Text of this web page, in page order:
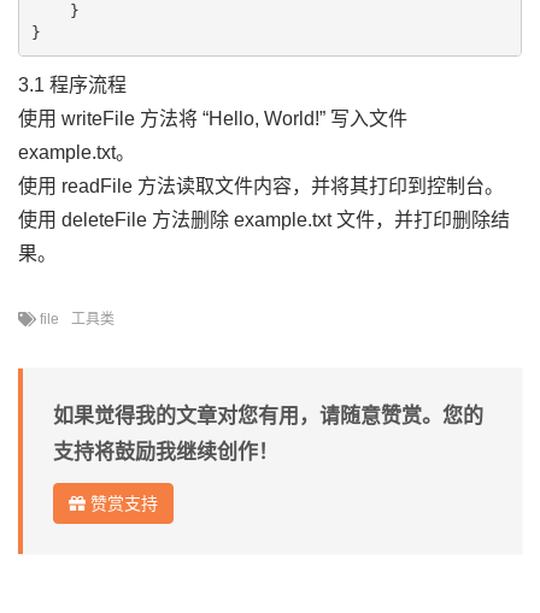
    }
3.1 程序流程
使用 writeFile 方法将 “Hello, World!” 写入文件
example.txt。
使用 readFile 方法读取文件内容，并将其打印到控制台。
使用 deleteFile 方法删除 example.txt 文件，并打印删除结
果。
file 工具类
如果觉得我的文章对您有用，请随意赞赏。您的
支持将鼓励我继续创作！
赞赏支持